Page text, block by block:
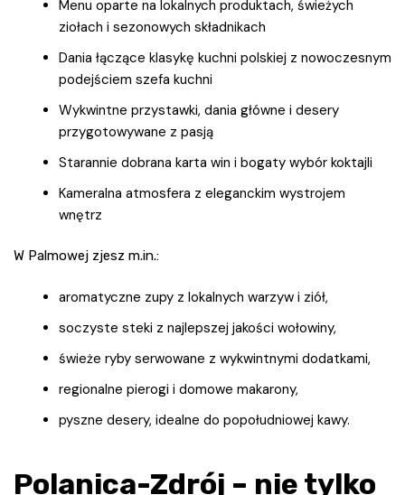
Menu oparte na lokalnych produktach, świeżych
ziołach i sezonowych składnikach
Dania łączące klasykę kuchni polskiej z nowoczesnym
podejściem szefa kuchni
Wykwintne przystawki, dania główne i desery
przygotowywane z pasją
Starannie dobrana karta win i bogaty wybór koktajli
Kameralna atmosfera z eleganckim wystrojem
wnętrz
W Palmowej zjesz m.in.:
aromatyczne zupy z lokalnych warzyw i ziół,
soczyste steki z najlepszej jakości wołowiny,
świeże ryby serwowane z wykwintnymi dodatkami,
regionalne pierogi i domowe makarony,
pyszne desery, idealne do popołudniowej kawy.
Polanica-Zdrój – nie tylko